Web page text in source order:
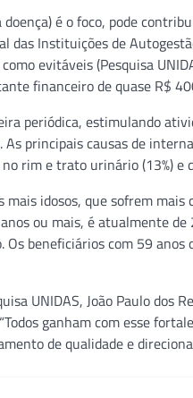
é o foco, pode
Instituições de
evitáveis (Pesquisa
financeiro de quase R$
periódica, estimulando
principais causas de
rim e trato urinário (13%) e
idosos, que sofrem
ou mais, é atualmente
beneficiários com 59
UNIDAS, João Paulo dos
ganham com esse
de qualidade e